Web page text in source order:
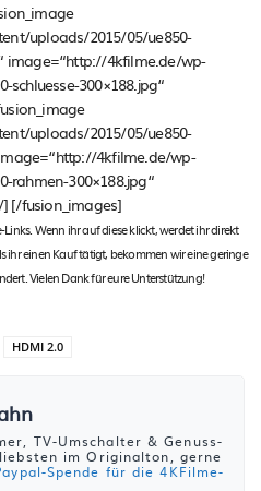
uploads/2015/05/ue850-
image=“http://4kfilme.de/wp-
300×188.jpg“
uploads/2015/05/ue850-
4kfilme.de/wp-
rahmen-300×188.jpg“
[/fusion_images]
Wenn ihr auf diese klickt, werdet ihr direkt
ihr einen Kauf tätigt, bekommen wir eine geringe
Vielen Dank für eure Unterstützung!
HDMI 2.0
TV-Umschalter & Genuss-
im Originalton, gerne
Spende für die 4KFilme-